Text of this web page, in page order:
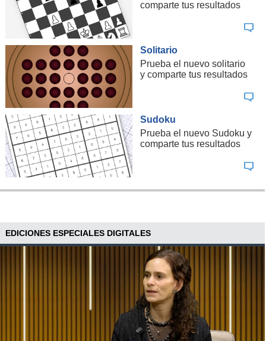
comparte tus resultados
Solitario
Prueba el nuevo solitario
y comparte tus resultados
Sudoku
Prueba el nuevo Sudoku y
comparte tus resultados
EDICIONES ESPECIALES DIGITALES